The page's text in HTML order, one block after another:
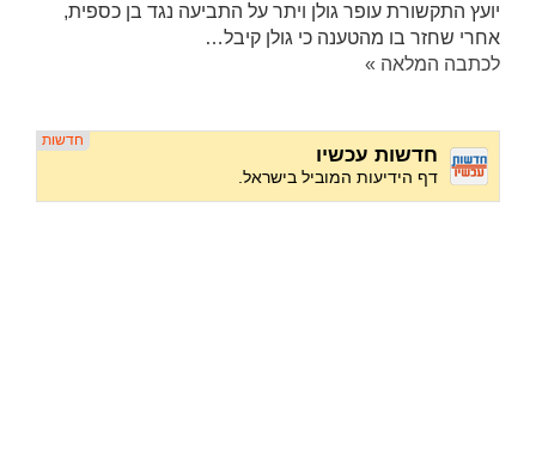
יועץ התקשורת עופר גולן ויתר על התביעה נגד בן כספית,
אחרי שחזר בו מהטענה כי גולן קיבל…
לכתבה המלאה »